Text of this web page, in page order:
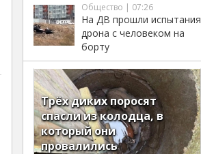
Общество | 07:26
На ДВ прошли испытания
дрона с человеком на
борту
Трёх диких поросят
спасли из колодца, в
который они
провалились